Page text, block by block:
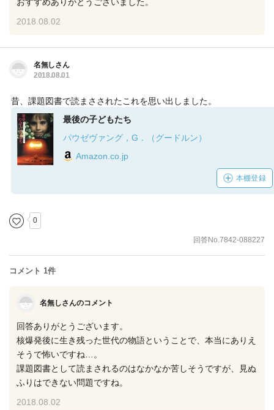
2018.08.02
名無しさん
2018.08.01
昔、課題図書で読まさされたこれを思い出しました。
最後の子どもたち
パウゼヴァング，G．（グードルン）
Amazon.co.jp
本棚登録
0
回答No.7842-088227
コメント 1件
名無しさんのコメント
回答ありがとうございます。
核爆発後に生き残った世代の物語ということで、本当にありえ
そうで怖いですね…。
課題図書として読まされるのはなかなか苦しそうですが、見ぬ
ふりはできない問題ですね。
2018.08.02